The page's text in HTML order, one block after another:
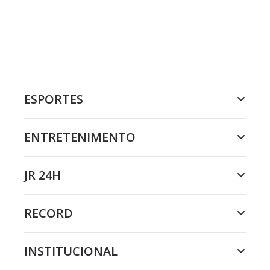
ESPORTES
ENTRETENIMENTO
JR 24H
RECORD
INSTITUCIONAL